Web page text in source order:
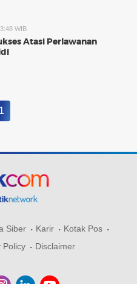
WIB
Atasi Perlawanan
1
Siber Karir
Kotak Pos
Policy Disclaimer